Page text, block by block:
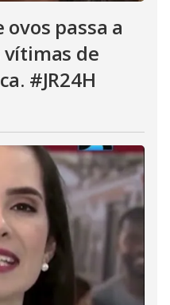
passa a
de
#JR24H